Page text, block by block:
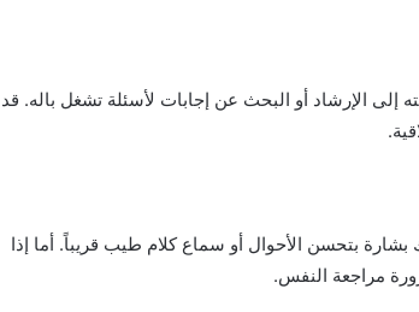
الإرشاد أو البحث عن إجابات لأسئلة تشغل باله. قد
بتحسن الأحوال أو سماع كلام طيب قريباً. أما إذا
مراجعة النفس.